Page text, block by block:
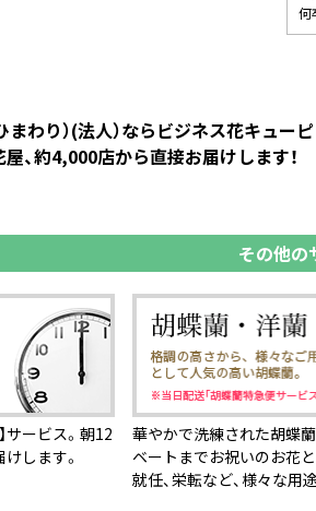
何
まわり）(法人）ならビジネス花キュ
、約4,000店から直接お届けします！
その他の
サービス。朝12
します。
華やかで洗練された胡蝶
ベートまでお祝いのお花と
就任、栄転など、様々な用